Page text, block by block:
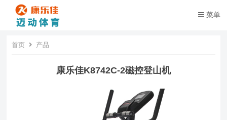
菜单
首页 产品
康乐佳K8742C-2磁控登山机